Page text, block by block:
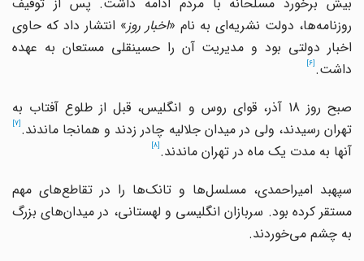
روزنامه‌ها، دولت نشریه‌ای به نام «اخبار روز» انتشار داد که حاوی
اخبار دولتی بود و مدیریت آن را حسینقلی مستعان به عهده
داشت.
صبح روز 18 آذر، قوای روس و انگلیس، قبل از طلوع آفتاب به
تهران رسیدند، ولی در میدان جلالیه چادر زدند و همانجا ماندند.
آنها به مدت یک ماه در تهران ماندند.
سپهبد امیراحمدی، مسلسل‌ها و تانک‌ها را در تقاطع‌های مهم
مستقر کرده بود. سربازان انگلیسی و لهستانی، در میدان‌های بزرگ
به چشم می‌خوردند.